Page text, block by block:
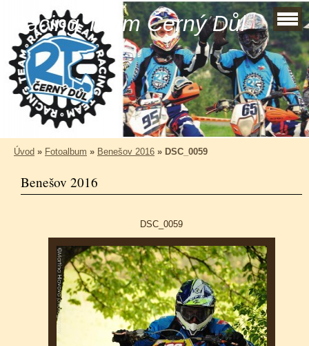
Racing Team Černý Důl
Úvod » Fotoalbum » Benešov 2016 » DSC_0059
Benešov 2016
DSC_0059